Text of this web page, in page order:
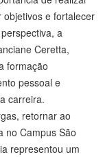
e fortalecer
a
Ceretta,
formação
pessoal e
carreira.
retornar ao
no Campus São
representou um